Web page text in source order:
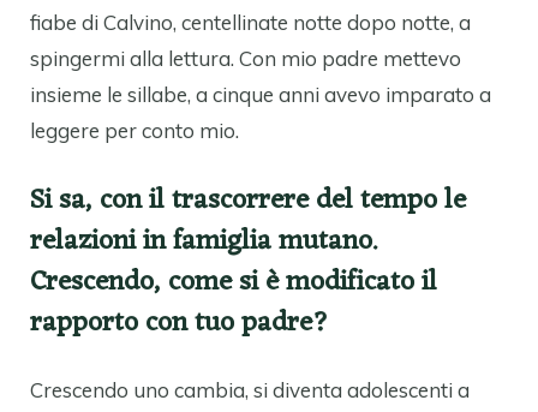
fiabe di Calvino, centellinate notte dopo notte, a
spingermi alla lettura. Con mio padre mettevo
insieme le sillabe, a cinque anni avevo imparato a
leggere per conto mio.
Si sa,con il trascorrere del tempo le
relazioni in famiglia mutano.
Crescendo, come si è modificato il
rapporto con tuo padre?
Crescendo uno cambia, si diventa adolescenti a